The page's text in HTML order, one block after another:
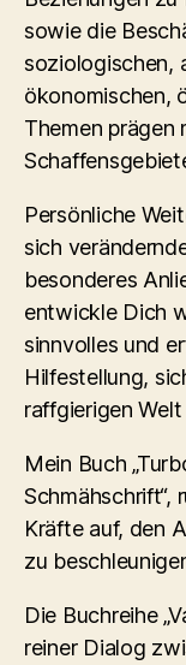
sowie die
soziologischen,
ökonomischen,
Themen prägen
Persönliche
sich
besonderes
entwickle Dich
sinnvolles und
Hilfestellung,
raffgierigen
Mein Buch
Schmähschrift“,
Kräfte auf, den
zu
Die Buchreihe
reiner Dialog